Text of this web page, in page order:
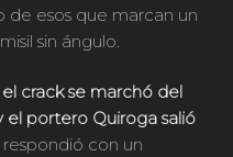
de esos que marcan un
sin ángulo.
el crack se marchó del
el portero Quiroga salió
respondió con un